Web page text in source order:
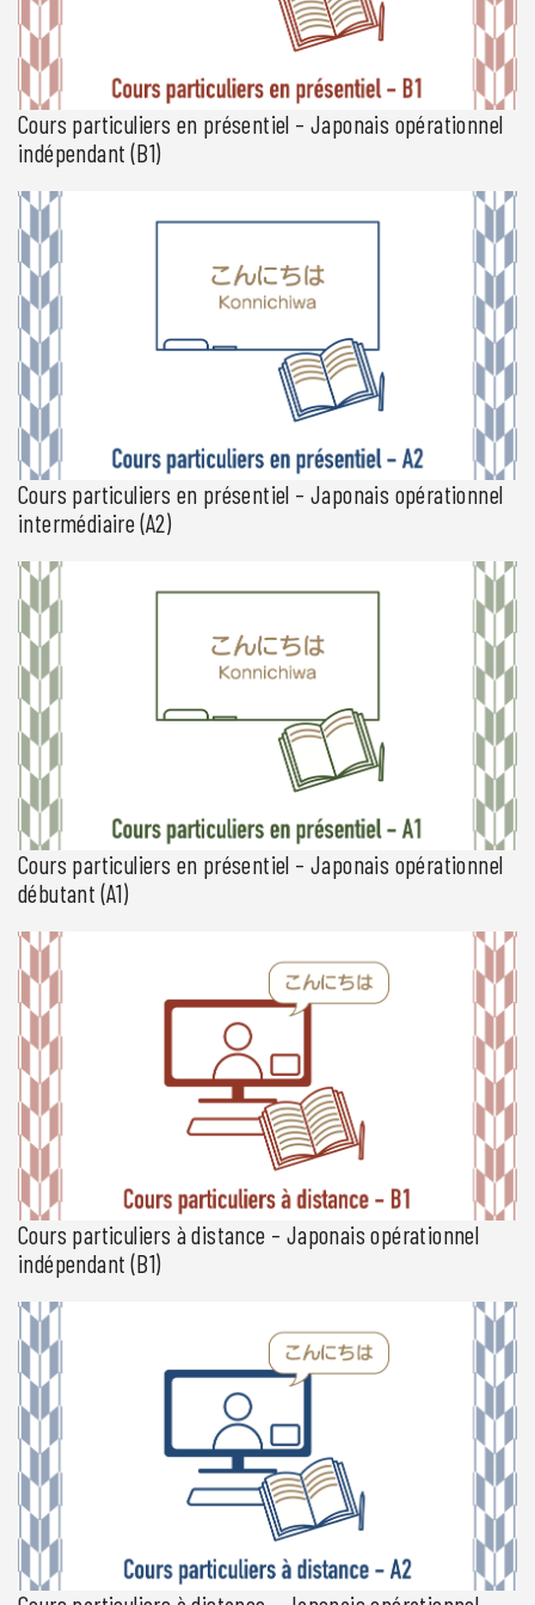
Cours particuliers en présentiel – Japonais opérationnel
indépendant (B1)
Espace Japon vous propose un parcours de formation en cours
particuliers en présentiel pour les personnes ayant un niveau
indépendant. Cette formation vise le niveau B1 du CECRL. Deux
niveaux d’entrée en formation sont proposés dans le cadre d’un
programme de niveau B1 : Niveau indépendant 1 (B1.1) pour les
personnes maîtrisant les notions intermédiaires en japonais (test
[…]
Cours particuliers en présentiel – Japonais opérationnel
intermédiaire (A2)
Espace Japon vous propose un parcours de formation en cours
particuliers en présentiel pour les personnes ayant un niveau
intermédiaire. Cette formation vise le niveau A2 du CECRL. Deux
niveaux d’entrée en formation sont proposés dans le cadre d’un
programme de niveau A2 : Niveau intermédiaire 1 (A2.1) pour les
personnes maîtrisant les notions élémentaires en japonais (test
de […]
Cours particuliers en présentiel – Japonais opérationnel
débutant (A1)
Espace Japon vous propose un parcours de formation en cours
particuliers en présentiel pour débutants ou faux débutants. Cette
formation vise le niveau A1 du CECRL. Trois niveaux d’entrée en
formation sont proposés dans le cadre d’un programme de niveau
A1 : Niveau débutant 1 (A1.1) grand débutant pour les personnes
n’ayant jamais étudié le japonais ; Niveau débutant 1 […]
Cours particuliers à distance – Japonais opérationnel
indépendant (B1)
Espace Japon vous propose un parcours de formation en cours
particuliers à distance pour les personnes ayant un niveau
indépendant. Cette formation vise le niveau B1 du CECRL. Deux
niveaux d’entrée en formation sont proposés dans le cadre d’un
programme de niveau B1 : Niveau indépendant 1 (B1.1) pour les
personnes maîtrisant les notions intermédiaires en japonais (test
[…]